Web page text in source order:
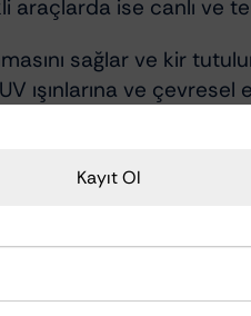
ise canlı ve
sağlar ve kir
ışınlarına ve
Hem profesyonel
Kayıt Ol